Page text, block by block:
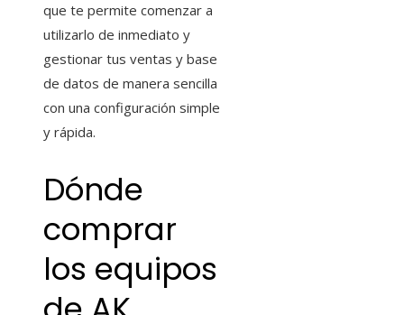
que te permite comenzar a
utilizarlo de inmediato y
gestionar tus ventas y base
de datos de manera sencilla
con una configuración simple
y rápida.
Dónde
comprar
los equipos